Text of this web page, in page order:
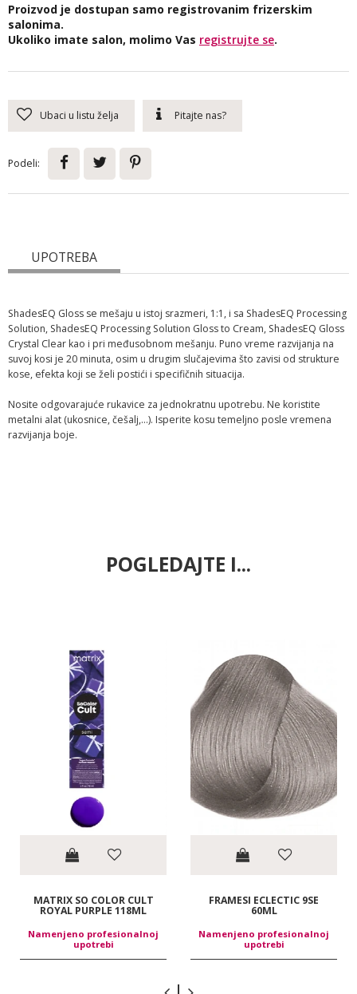
Proizvod je dostupan samo registrovanim frizerskim
salonima.
Ukoliko imate salon, molimo Vas registrujte se.
Ubaci u listu želja Pitajte nas?
Podeli:
UPOTREBA
ShadesEQ Gloss se mešaju u istoj srazmeri, 1:1, i sa ShadesEQ Processing
Solution, ShadesEQ Processing Solution Gloss to Cream, ShadesEQ Gloss
Crystal Clear kao i pri međusobnom mešanju. Puno vreme razvijanja na
suvoj kosi je 20 minuta, osim u drugim slučajevima što zavisi od strukture
kose, efekta koji se želi postići i specifičnih situacija.
Nosite odgovarajuće rukavice za jednokratnu upotrebu. Ne koristite
metalni alat (ukosnice, češalj,...). Isperite kosu temeljno posle vremena
razvijanja boje.
POGLEDAJTE I...
MATRIX SO COLOR CULT
ROYAL PURPLE 118ML
Namenjeno profesionalnoj
upotrebi
FRAMESI ECLECTIC 9SE
60ML
Namenjeno profesionalnoj
upotrebi